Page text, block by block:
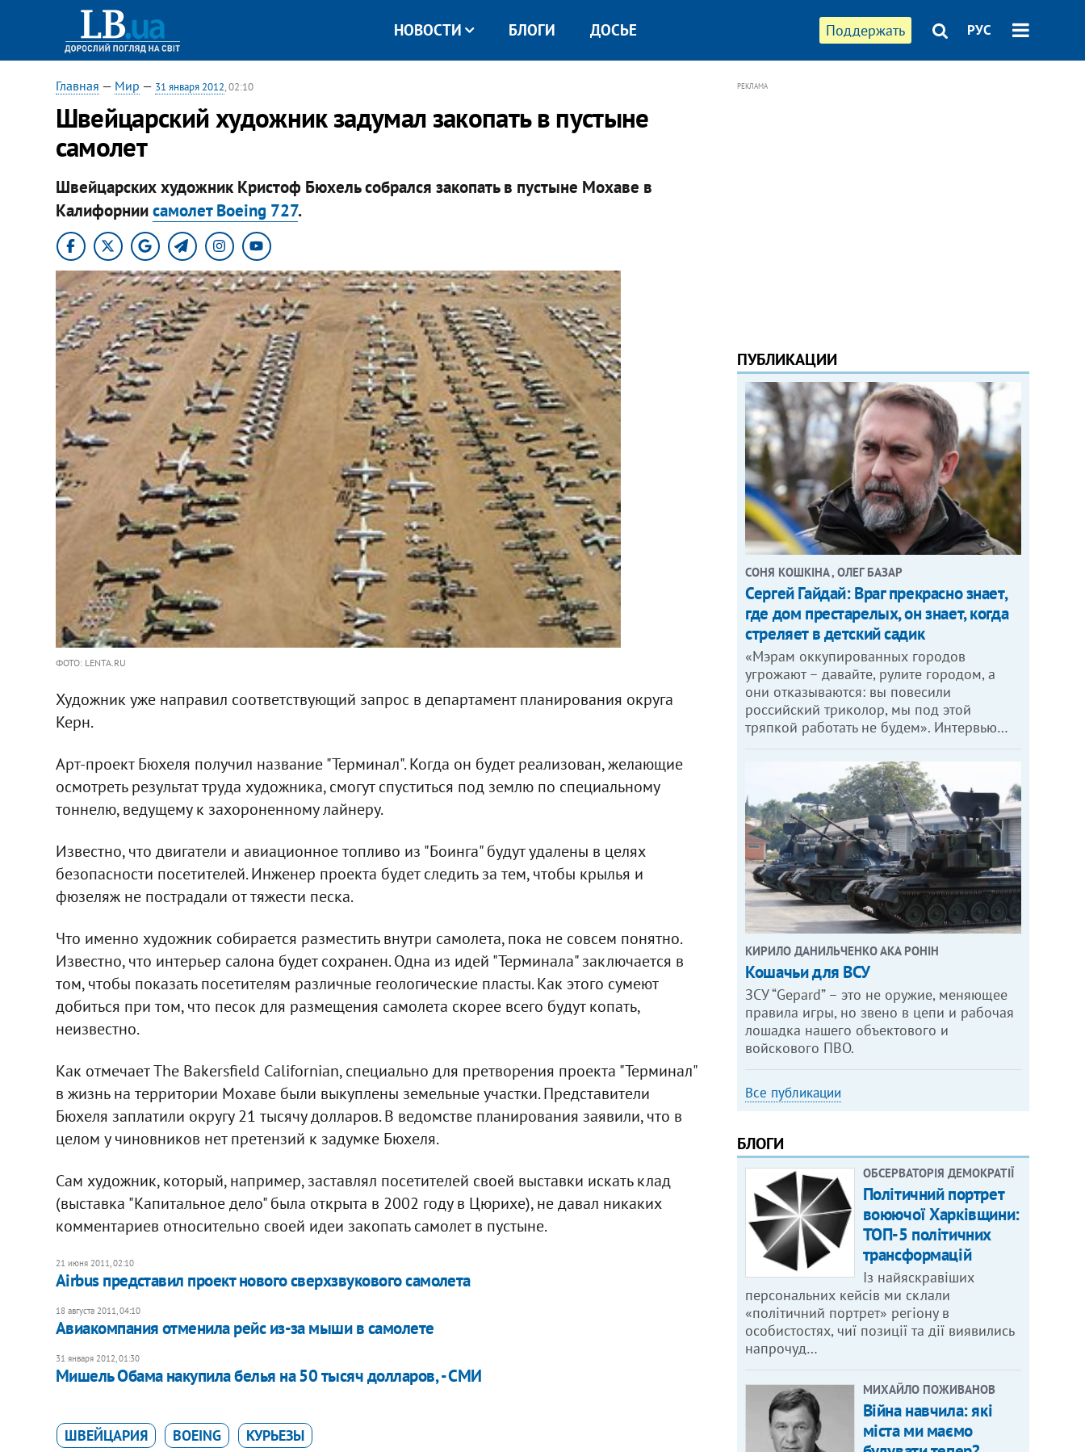
Поддержать РУС
НОВОСТИ БЛОГИ ДОСЬЕ
Главная — Мир — 31 января 2012, 02:10
Швейцарский художник задумал закопать в пустыне
самолет
Швейцарских художник Кристоф Бюхель собрался закопать в пустыне Мохаве в
Калифорниисамолет Boeing 727.
ФОТО: LENTA.RU
Художник уже направил соответствующий запрос в департамент планирования округа
Керн.
Арт-проект Бюхеля получил название "Терминал". Когда он будет реализован, желающие
осмотреть результат труда художника, смогут спуститься под землю по специальному
тоннелю, ведущему к захороненному лайнеру.
Известно, что двигатели и авиационное топливо из "Боинга" будут удалены в целях
безопасности посетителей. Инженер проекта будет следить за тем, чтобы крылья и
фюзеляж не пострадали от тяжести песка.
Что именно художник собирается разместить внутри самолета, пока не совсем понятно.
Известно, что интерьер салона будет сохранен. Одна из идей "Терминала" заключается в
том, чтобы показать посетителям различные геологические пласты. Как этого сумеют
добиться при том, что песок для размещения самолета скорее всего будут копать,
неизвестно.
Как отмечает The Bakersfield Californian, специально для претворения проекта "Терминал"
в жизнь на территории Мохаве были выкуплены земельные участки. Представители
Бюхеля заплатили округу 21 тысячу долларов. В ведомстве планирования заявили, что в
целом у чиновников нет претензий к задумке Бюхеля.
Сам художник, который, например, заставлял посетителей своей выставки искать клад
(выставка "Капитальное дело" была открыта в 2002 году в Цюрихе), не давал никаких
комментариев относительно своей идеи закопать самолет в пустыне.
21 июня 2011, 02:10
Airbus представил проект нового сверхзвукового самолета
18 августа 2011, 04:10
Авиакомпания отменила рейс из-за мыши в самолете
31 января 2012, 01:30
Мишель Обама накупила белья на 50 тысяч долларов, - СМИ
ШВЕЙЦАРИЯ BOEING КУРЬЕЗЫ
РЕКЛАМА
ПУБЛИКАЦИИ
СОНЯ КОШКІНА , ОЛЕГ БАЗАР
Сергей Гайдай: Враг прекрасно знает,
где дом престарелых, он знает, когда
стреляет в детский садик
«Мэрам оккупированных городов
угрожают – давайте, рулите городом, а
они отказываются: вы повесили
российский триколор, мы под этой
тряпкой работать не будем». Интервью…
КИРИЛО ДАНИЛЬЧЕНКО АКА РОНІН
Кошачьи для ВСУ
ЗСУ “Gepard” – это не оружие, меняющее
правила игры, но звено в цепи и рабочая
лошадка нашего объектового и
войскового ПВО.
Все публикации
БЛОГИ
ОБСЕРВАТОРІЯ ДЕМОКРАТІЇ
Політичний портрет
воюючої Харківщини:
ТОП-5 політичних
трансформацій
Із найяскравіших
персональних кейсів ми склали
«політичний портрет» регіону в
особистостях, чиї позиції та дії виявились
напрочуд…
МИХАЙЛО ПОЖИВАНОВ
Війна навчила: які
міста ми маємо